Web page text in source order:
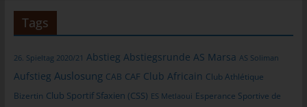
Tags
26. Spieltag 2020/21 Abstieg Abstiegsrunde AS Marsa AS Soliman
Aufstieg Auslosung CAB CAF Club Africain Club Athlétique
Bizertin Club Sportif Sfaxien (CSS) ES Metlaoui Esperance Sportive de
informationstechnologischen Systeme und der Technik unserer
Internetseite zu gewährleisten sowie (4) um
Strafverfolgung notwendigen Informationen bereitzustellen.
Diese anonym erhobenen Daten und Informationen werden
durch uns daher einerseits statistisch und ferner mit dem Ziel
ausgewertet, den Datenschutz und die Datensicherheit in